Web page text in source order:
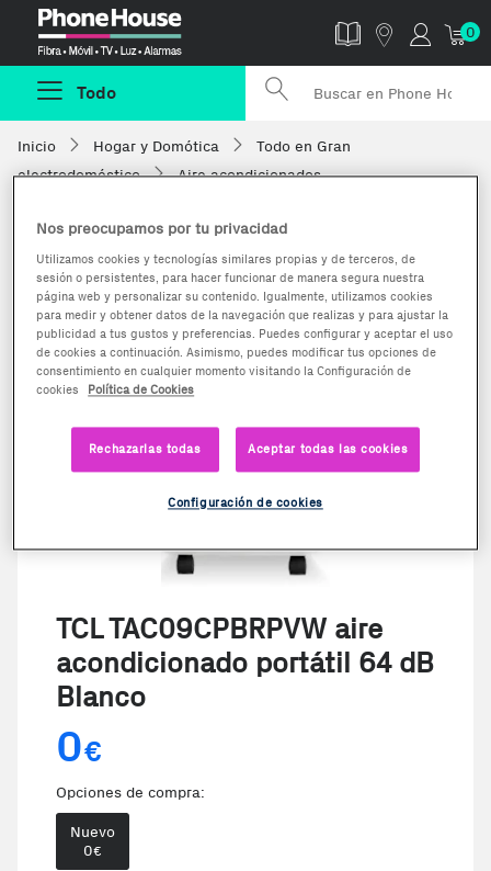
0
Todo
Inicio Hogar y Domótica
Todo en Gran
electrodoméstico
Aire acondicionados
TCL TAC09CPBRPVW aire
acondicionado portátil 64 dB
Blanco
0€
Opciones de compra:
Nuevo
0€
Nos preocupamos por tu privacidad
Utilizamos cookies y tecnologías similares propias y de terceros, de
sesión o persistentes, para hacer funcionar de manera segura nuestra
página web y personalizar su contenido. Igualmente, utilizamos cookies
para medir y obtener datos de la navegación que realizas y para ajustar la
publicidad a tus gustos y preferencias. Puedes configurar y aceptar el uso
de cookies a continuación. Asimismo, puedes modificar tus opciones de
consentimiento en cualquier momento visitando la Configuración de
cookies
Política de Cookies
Rechazarlas todas Aceptar todas las cookies
Configuración de cookies